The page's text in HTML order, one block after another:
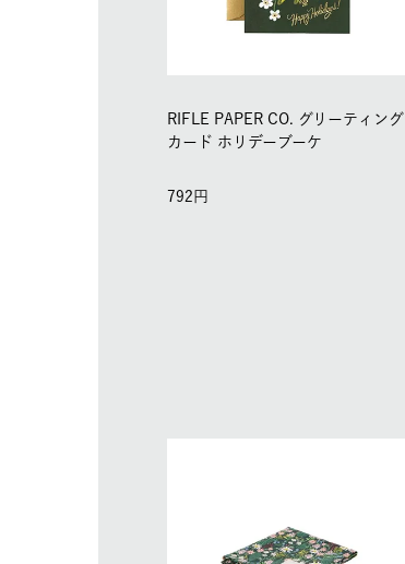
RIFLE PAPER CO. グリーティング
カード ホリデーブーケ
792